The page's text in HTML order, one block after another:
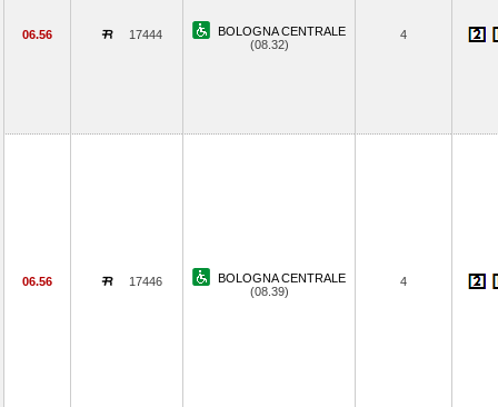
06.56 17444
BOLOGNA CENTRALE
(08.32)
4
06.56 17446
BOLOGNA CENTRALE
(08.39)
4